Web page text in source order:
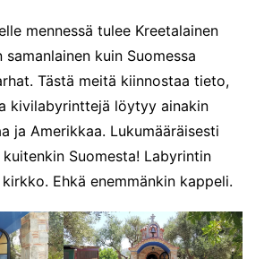
mennessä tulee Kreetalainen
kuin Suomessa
Tästä meitä kiinnostaa tieto,
kivilabyrinttejä löytyy ainakin
ja Amerikkaa. Lukumääräisesti
Suomesta! Labyrintin
Ehkä enemmänkin kappeli.